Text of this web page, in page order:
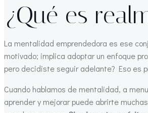
¿Qué es
La mentalidad emprendedora es ese
motivado; implica adoptar un enfoque
pero decidiste seguir adelante? Eso es
Cuando hablamos de mentalidad, a
aprender y mejorar puede abrirte